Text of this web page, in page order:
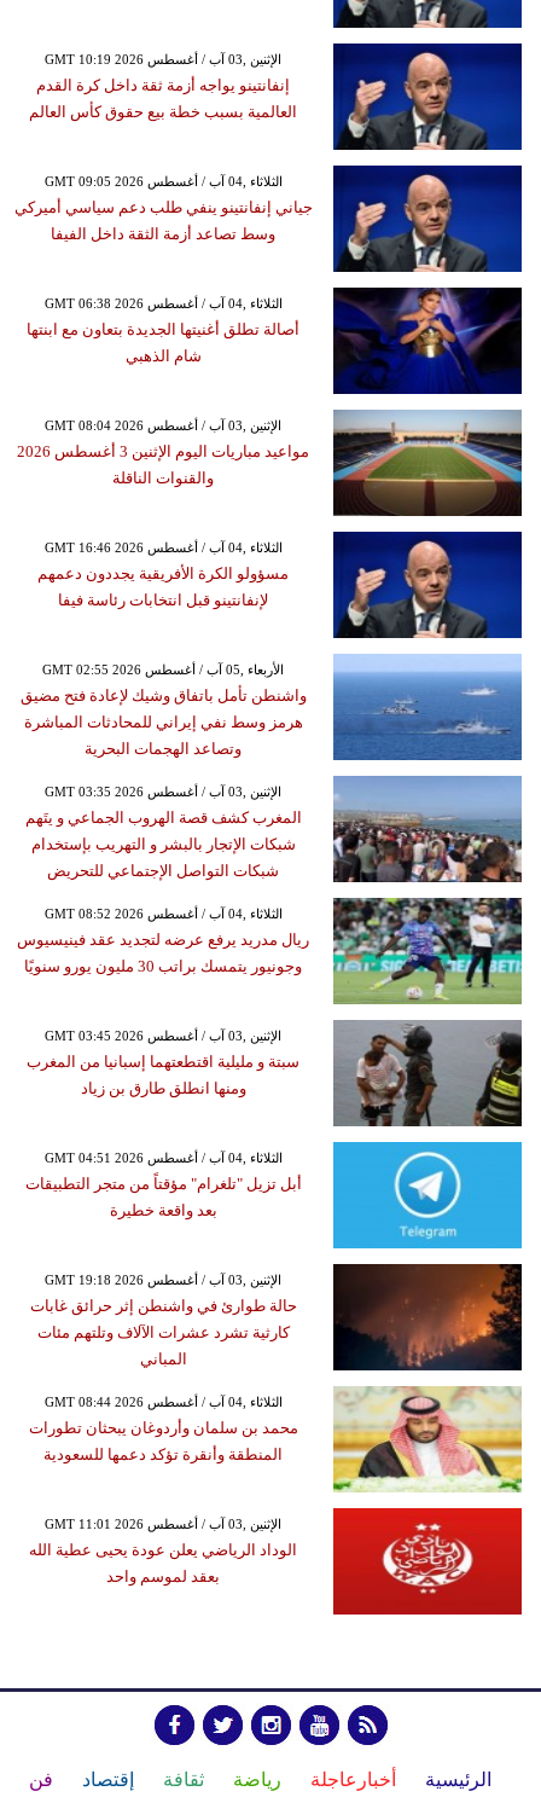
GMT 10:19 2026 الإثنين ,03 آب / أغسطس
إنفانتينو يواجه أزمة ثقة داخل كرة القدم
العالمية بسبب خطة بيع حقوق كأس العالم
GMT 09:05 2026 الثلاثاء ,04 آب / أغسطس
جياني إنفانتينو ينفي طلب دعم سياسي أميركي
وسط تصاعد أزمة الثقة داخل الفيفا
GMT 06:38 2026 الثلاثاء ,04 آب / أغسطس
أصالة تطلق أغنيتها الجديدة بتعاون مع ابنتها
شام الذهبي
GMT 08:04 2026 الإثنين ,03 آب / أغسطس
مواعيد مباريات اليوم الإثنين 3 أغسطس 2026
والقنوات الناقلة
GMT 16:46 2026 الثلاثاء ,04 آب / أغسطس
مسؤولو الكرة الأفريقية يجددون دعمهم
لإنفانتينو قبل انتخابات رئاسة فيفا
GMT 02:55 2026 الأربعاء ,05 آب / أغسطس
واشنطن تأمل باتفاق وشيك لإعادة فتح مضيق
هرمز وسط نفي إيراني للمحادثات المباشرة
وتصاعد الهجمات البحرية
GMT 03:35 2026 الإثنين ,03 آب / أغسطس
المغرب كشف قصة الهروب الجماعي و يتَهم
شبكات الإتجار بالبشر و التهريب بإستخدام
شبكات التواصل الإجتماعي للتحريض
GMT 08:52 2026 الثلاثاء ,04 آب / أغسطس
ريال مدريد يرفع عرضه لتجديد عقد فينيسيوس
وجونيور يتمسك براتب 30 مليون يورو سنويًا
GMT 03:45 2026 الإثنين ,03 آب / أغسطس
سبتة و مليلية اقتطعتهما إسبانيا من المغرب
ومنها انطلق طارق بن زياد
GMT 04:51 2026 الثلاثاء ,04 آب / أغسطس
أبل تزيل "تلغرام" مؤقتاً من متجر التطبيقات
بعد واقعة خطيرة
GMT 19:18 2026 الإثنين ,03 آب / أغسطس
حالة طوارئ في واشنطن إثر حرائق غابات
كارثية تشرد عشرات الآلاف وتلتهم مئات
المباني
GMT 08:44 2026 الثلاثاء ,04 آب / أغسطس
محمد بن سلمان وأردوغان يبحثان تطورات
المنطقة وأنقرة تؤكد دعمها للسعودية
GMT 11:01 2026 الإثنين ,03 آب / أغسطس
الوداد الرياضي يعلن عودة يحيى عطية الله
بعقد لموسم واحد
الرئيسية أخبارعاجلة رياضة ثقافة إقتصاد فن